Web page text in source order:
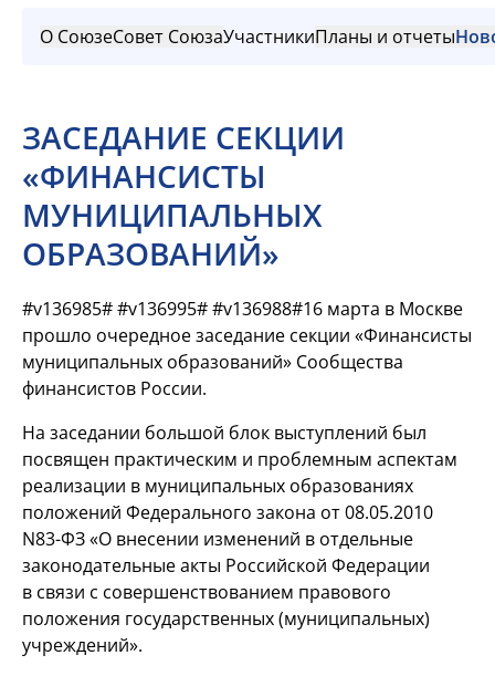
О СоюзеСовет СоюзаУчастникиПланы и отчеты
ЗАСЕДАНИЕ СЕКЦИИ
«ФИНАНСИСТЫ
МУНИЦИПАЛЬНЫХ
ОБРАЗОВАНИЙ»
#v136985# #v136995# #v136988#16 марта в Москве
прошло очередное заседание секции «Финансисты
муниципальных образований» Сообщества
финансистов России.
На заседании большой блок выступлений был
посвящен практическим и проблемным аспектам
реализации в муниципальных образованиях
положений Федерального закона от 08.05.2010
N83-ФЗ «О внесении изменений в отдельные
законодательные акты Российской Федерации
в связи с совершенствованием правового
положения государственных (муниципальных)
учреждений».